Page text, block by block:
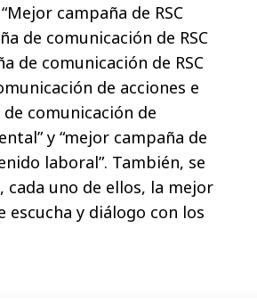
campaña de RSC
de comunicación de RSC
de comunicación de RSC
de acciones e
de comunicación de
y “mejor campaña de
laboral”. También, se
uno de ellos, la mejor
escucha y diálogo con los